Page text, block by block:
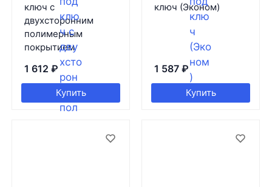
ключ с
двухсторонним
полимерным
покрытием
1 612 ₽
Купить
ключ (Эконом)
1 587 ₽
Купить